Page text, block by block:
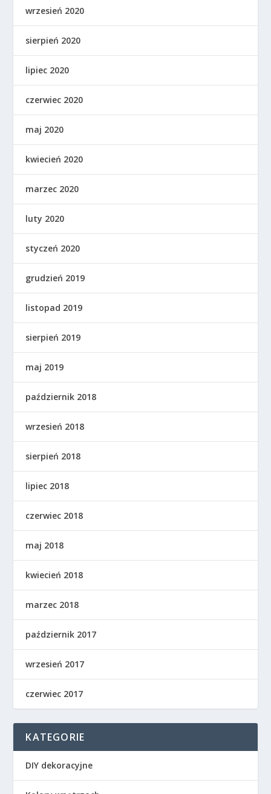
wrzesień 2020
sierpień 2020
lipiec 2020
czerwiec 2020
maj 2020
kwiecień 2020
marzec 2020
luty 2020
styczeń 2020
grudzień 2019
listopad 2019
sierpień 2019
maj 2019
październik 2018
wrzesień 2018
sierpień 2018
lipiec 2018
czerwiec 2018
maj 2018
kwiecień 2018
marzec 2018
październik 2017
wrzesień 2017
czerwiec 2017
KATEGORIE
DIY dekoracyjne